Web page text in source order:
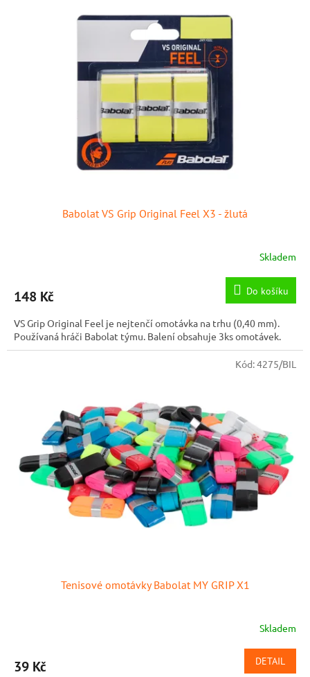
Babolat VS Grip Original Feel X3 - žlutá
Skladem
148 Kč Do košíku
VS Grip Original Feel je nejtenčí omotávka na trhu (0,40 mm).
Používaná hráči Babolat týmu. Balení obsahuje 3ks omotávek.
Tenisové omotávky Babolat MY GRIP X1
Skladem
39 Kč DETAIL
Kód:4275/BIL